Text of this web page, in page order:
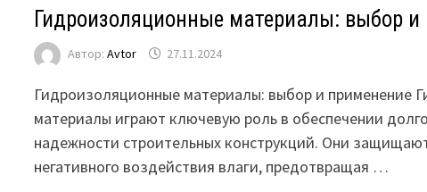
Гидроизоляционные материалы: выбор и
Автор:Avtor 27.11.2024
Гидроизоляционные материалы: выбор и применение
материалы играют ключевую роль в обеспечении
надежности строительных конструкций. Они
негативного воздействия влаги, предотвращая …